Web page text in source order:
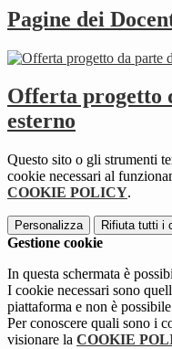
Pagine dei
Offerta progetto
esterno
Questo sito o gli strumenti
cookie necessari al
COOKIE POLICY.
Personalizza Rifiuta tutti i
Gestione cookie
In questa schermata è
I cookie necessari sono
piattaforma e non è
Per conoscere quali sono i
visionare la COOKIE